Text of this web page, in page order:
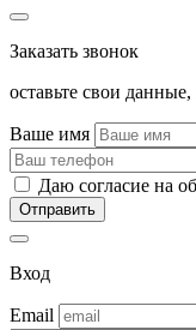
Заказать звонок
оставьте свои
Ваше имя
Даю согласие на
Вход
Email